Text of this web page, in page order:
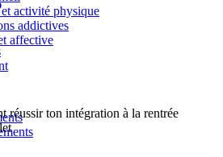
de ton école, partout en France ! 20
plus de 160 résidences étudiantes
activité physique
addictives
affective
réussir ton intégration à la rentrée